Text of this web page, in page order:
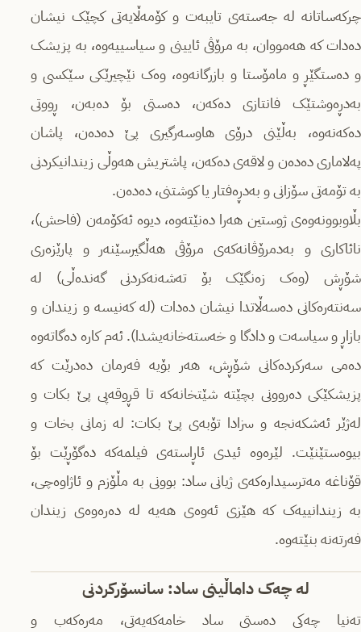
چرکەساتانە لە جەستەی تایبەت و کۆمەڵایەتی کچێک نیشان
دەدات کە هەمووان، بە مرۆڤی ئایینی و سیاسییەوە، بە پزیشک
و دەستگێڕ و مامۆستا و بازرگانەوە، وەک نێچیرێکی سێکسی و
بەدڕەوشتێک فانتازی دەکەن، دەستی بۆ دەبەن، ڕووتی
دەکەنەوە، بەڵێنی درۆی هاوسەرگیری پێ دەدەن، پاشان
پەلاماری دەدەن و لاقەی دەکەن، پاشتریش هەوڵی زیندانیکردنی
بە تۆمەتی سۆزانی و بەدڕەفتار یا کوشتنی، دەدەن.
بڵاوبوونەوەی ژوستین هەرا دەنێتەوە، دیوە ئەکۆمەن (فاحش)،
نائاکاری و بەدمرۆڤانەکەی مرۆڤی هەڵگیرسێنەر و پارێزەری
شۆڕش (وەک زەنگێک بۆ تەشەنەکردنی گەندەڵی) لە
سەنتەرەکانی دەسەڵاتدا نیشان دەدات (لە کەنیسە و زیندان و
بازاڕ و سیاسەت و دادگا و خەستەخانەیشدا). ئەم کارە دەگاتەوە
دەمی سەرکردەکانی شۆڕش، هەر بۆیە فەرمان دەدرێت کە
پزیشکێکی دەروونی بچێتە شێتخانەکە تا قڕوقەپی پێ بکات و
لەژێر ئەشکەنجە و سزادا تۆبەی پێ بکات: لە زمانی بخات و
بیوەستێنێت. لێرەوە ئیدی ئاڕاستەی فیلمەکە دەگۆڕێت بۆ
قۆناغە مەترسیدارەکەی ژیانی ساد: بوونی بە مڵۆزم و ئاژاوەچی،
بە زیندانییەک کە هێزی ئەوەی هەیە لە دەرەوەی زیندان
فەرتەنە بنێتەوە.
لە چەک داماڵینی ساد: سانسۆرکردنی
تەنیا چەکی دەستی ساد خامەکەیەتی، مەرەکەب و